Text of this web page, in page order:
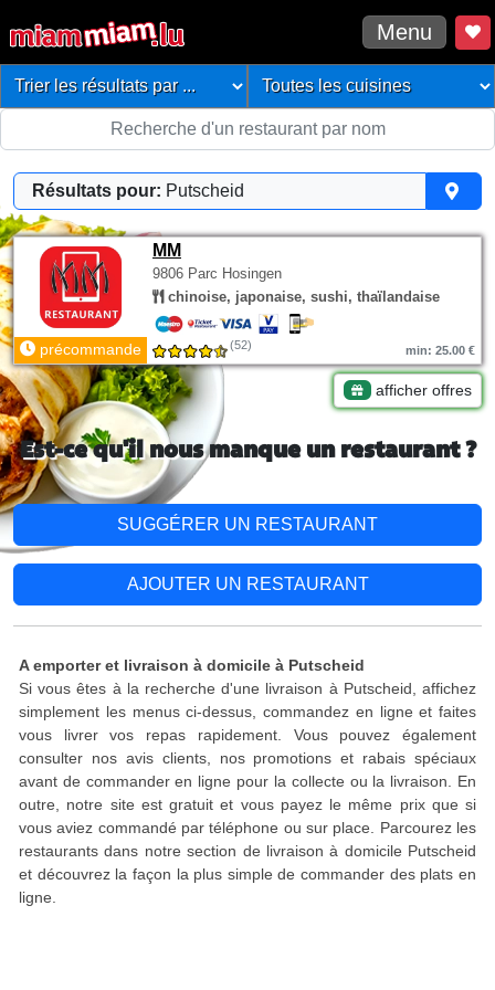
Menu
Résultats pour: Putscheid
MM
9806 Parc Hosingen
chinoise, japonaise, sushi, thaïlandaise
précommande (52) min: 25.00 €
afficher offres
Est-ce qu'il nous manque un restaurant ?
SUGGÉRER UN RESTAURANT
AJOUTER UN RESTAURANT
A emporter et livraison à domicile à Putscheid
Si vous êtes à la recherche d'une livraison à Putscheid, affichez
simplement les menus ci-dessus, commandez en ligne et faites
vous livrer vos repas rapidement. Vous pouvez également
consulter nos avis clients, nos promotions et rabais spéciaux
avant de commander en ligne pour la collecte ou la livraison. En
outre, notre site est gratuit et vous payez le même prix que si
vous aviez commandé par téléphone ou sur place. Parcourez les
restaurants dans notre section de livraison à domicile Putscheid
et découvrez la façon la plus simple de commander des plats en
ligne.